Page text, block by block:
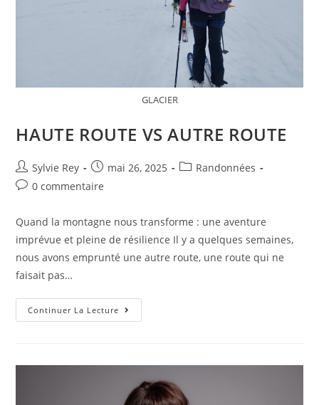
GLACIER
HAUTE ROUTE VS AUTRE ROUTE
Sylvie Rey mai 26, 2025
Randonnées
0 commentaire
Quand la montagne nous transforme : une aventure
imprévue et pleine de résilience Il y a quelques semaines,
nous avons emprunté une autre route, une route qui ne
faisait pas…
Continuer La Lecture